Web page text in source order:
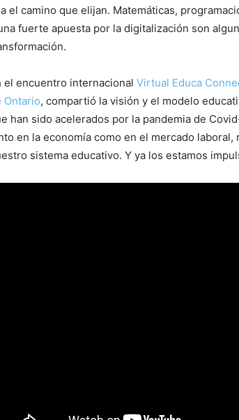
el camino que elijan. Matemáticas,
fuerte apuesta por la digitalización son
el encuentro internacional Virtual Educa
Ontario, compartió la visión y el modelo
han sido acelerados por la pandemia de
en la economía como en el mercado
sistema educativo. Y ya los estamos